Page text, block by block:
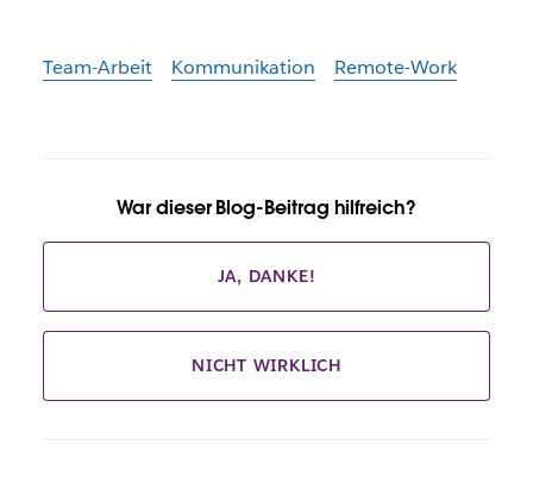
Team-Arbeit Kommunikation Remote-Work
War dieser Blog-Beitrag hilfreich?
JA, DANKE!
NICHT WIRKLICH